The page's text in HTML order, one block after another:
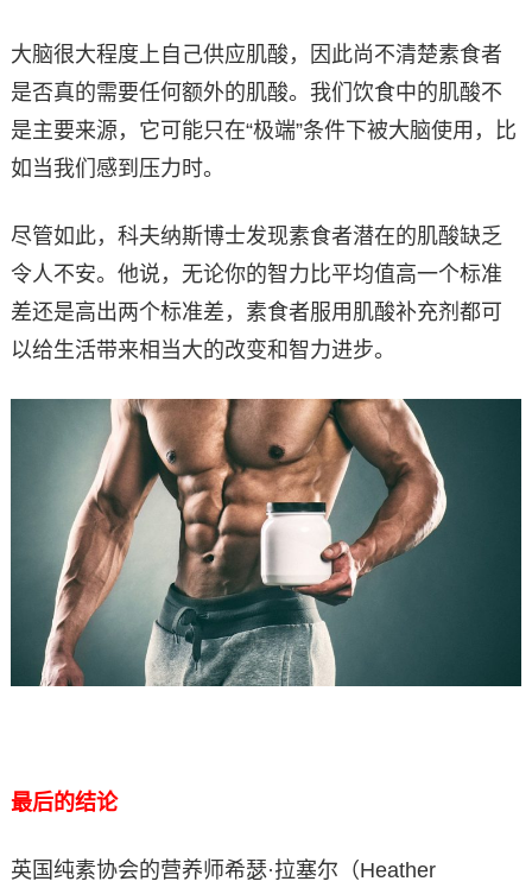
大脑很大程度上自己供应肌酸，因此尚不清楚素食者
是否真的需要任何额外的肌酸。我们饮食中的肌酸不
是主要来源，它可能只在“极端”条件下被大脑使用，比
如当我们感到压力时。
尽管如此，科夫纳斯博士发现素食者潜在的肌酸缺乏
令人不安。他说，无论你的智力比平均值高一个标准
差还是高出两个标准差，素食者服用肌酸补充剂都可
以给生活带来相当大的改变和智力进步。
最后的结论
英国纯素协会的营养师希瑟·拉塞尔（Heather